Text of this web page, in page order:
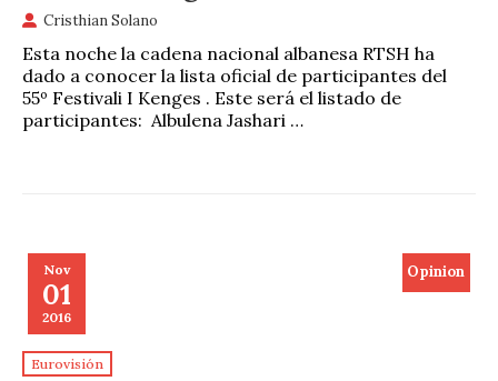
Cristhian Solano
Esta noche la cadena nacional albanesa RTSH ha
dado a conocer la lista oficial de participantes del
55º Festivali I Kenges . Este será el listado de
participantes: Albulena Jashari …
Nov
01
2016
Opinion
Eurovisión